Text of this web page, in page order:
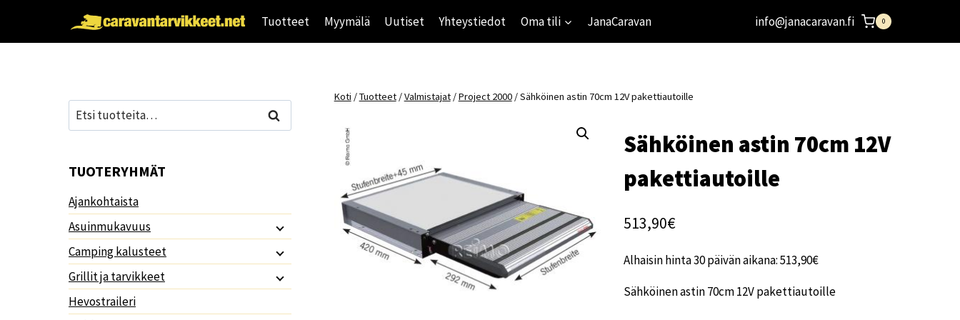
Tuotteet Myymälä Uutiset Yhteystiedot Oma tili JanaCaravan info@janacaravan.fi 0
Koti /Tuotteet /Valmistajat /Project 2000 /Sähköinen astin 70cm 12V pakettiautoille
Sähköinen astin 70cm 12V
pakettiautoille
513,90€
Alhaisin hinta 30 päivän aikana:513,90€
Sähköinen astin 70cm 12V pakettiautoille
Etsi: Haku
TUOTERYHMÄT
Ajankohtaista
Asuinmukavuus
Camping kalusteet
Grillit ja tarvikkeet
Hevostraileri